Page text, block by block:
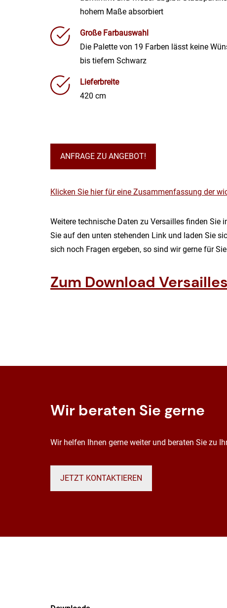
hohem Maße absorbiert
Große Farbauswahl
Die Palette von 19 Farben lässt keine
bis tiefem Schwarz
Lieferbreite
420 cm
ANFRAGE ZU ANGEBOT!
Klicken Sie hier für eine Zusammenfassung der
Weitere technische Daten zu Versailles finden Sie
Sie auf den unten stehenden Link und laden Sie
sich noch Fragen ergeben, so sind wir gerne für
Zum Download Versailles
Wir beraten Sie gerne
Wir helfen Ihnen gerne weiter und beraten Sie zu
JETZT KONTAKTIEREN